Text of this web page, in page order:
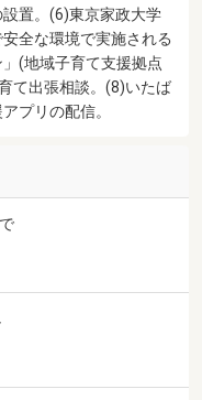
設置。(6)東京家政大学
全な環境で実施される
」(地域子育て支援拠点
て出張相談。(8)いたば
プリの配信。